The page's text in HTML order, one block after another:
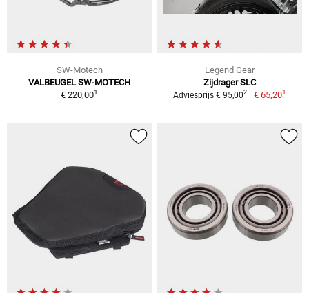
SW-Motech
VALBEUGEL SW-MOTECH
€ 220,001
Legend Gear
Zijdrager SLC
Adviesprijs € 95,002 € 65,201